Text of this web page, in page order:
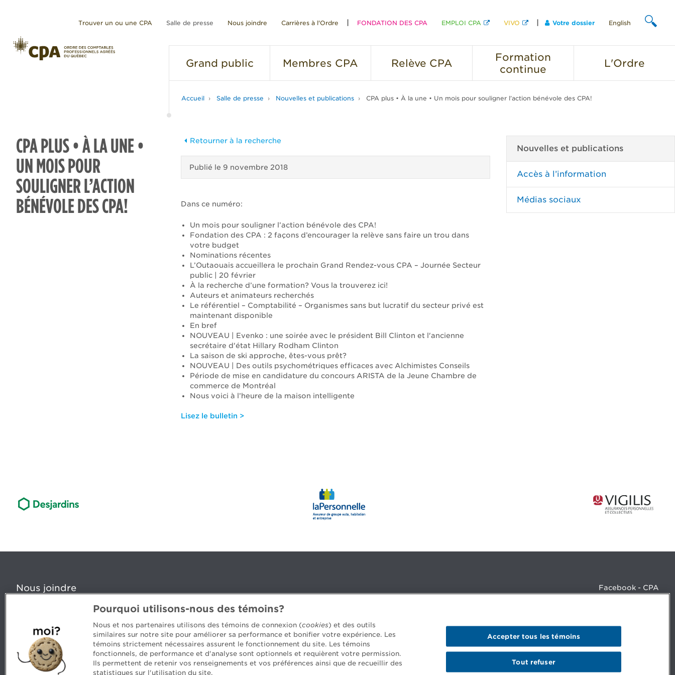
Trouver un ou une CPA Salle de presse Nous joindre Carrières à l'Ordre FONDATION DES CPA EMPLOI CPA VIVO Votre dossier English
Grand public Membres CPA Relève CPA
Formation
continue
L'Ordre
Accueil Salle de presse Nouvelles et publications CPA plus • À la une • Un mois pour souligner l’action bénévole des CPA!
CPA PLUS • À LA UNE •
UN MOIS POUR
SOULIGNER L’ACTION
BÉNÉVOLE DES CPA!
Retourner à la recherche
Publié le 9 novembre 2018
Dans ce numéro:
Un mois pour souligner l’action bénévole des CPA!
Fondation des CPA : 2 façons d’encourager la relève sans faire un trou dans
votre budget
Nominations récentes
L’Outaouais accueillera le prochain Grand Rendez-vous CPA – Journée Secteur
public | 20 février
À la recherche d’une formation? Vous la trouverez ici!
Auteurs et animateurs recherchés
Le référentiel – Comptabilité – Organismes sans but lucratif du secteur privé est
maintenant disponible
En bref
NOUVEAU | Evenko : une soirée avec le président Bill Clinton et l'ancienne
secrétaire d'état Hillary Rodham Clinton
La saison de ski approche, êtes-vous prêt?
NOUVEAU | Des outils psychométriques efficaces avec Alchimistes Conseils
Période de mise en candidature du concours ARISTA de la Jeune Chambre de
commerce de Montréal
Nous voici à l’heure de la maison intelligente
Lisez le bulletin >
Nouvelles et publications
Accès à l’information
Médias sociaux
Nous joindre
5, Place Ville Marie, bureau 800, Montréal (Québec) H3B 2G2
Des questions? Faites appel à notre équipe >
Envie de mettre de l’Ordre dans votre carrière? Voyez les postes disponibles >
Facebook - CPA
LinkedIn - 20 minutes CPA
LinkedIn - Emploi CPA
Pourquoi utilisons-nous des témoins?
Nous et nos partenaires utilisons des témoins de connexion (cookies) et des outils
similaires sur notre site pour améliorer sa performance et bonifier votre expérience. Les
témoins strictement nécessaires assurent le fonctionnement du site. Les témoins
fonctionnels, de performance et d'analyse sont optionnels et requièrent votre permission.
Ils permettent de retenir vos renseignements et vos préférences ainsi que de recueillir des
statistiques sur l'utilisation du site.
Tout refuser
Accepter tous les témoins